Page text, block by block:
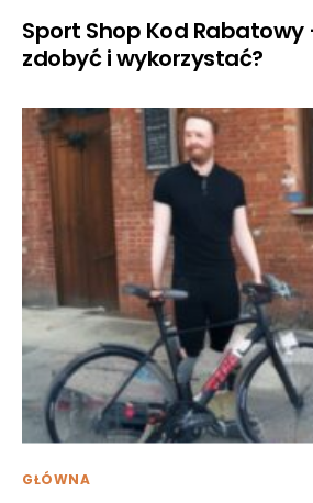
Sport Shop Kod Rabatowy
zdobyć i wykorzystać?
GŁÓWNA